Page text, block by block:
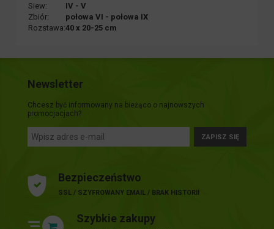
Siew:
IV - V
Zbiór:
połowa VI - połowa IX
Rozstawa:40 x 20-25 cm
Newsletter
Chcesz być informowany na bieżąco o najnowszych
promocjacjach?
ZAPISZ SIĘ
Bezpieczeństwo
SSL / SZYFROWANY EMAIL / BRAK HISTORII
Szybkie zakupy